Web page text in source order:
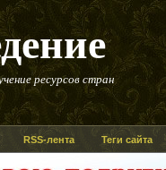
ресурсов стран
RSS-лента Теги сайта